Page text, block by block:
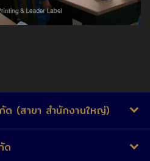
ด (สาขา สำนักงานใหญ่)
ด